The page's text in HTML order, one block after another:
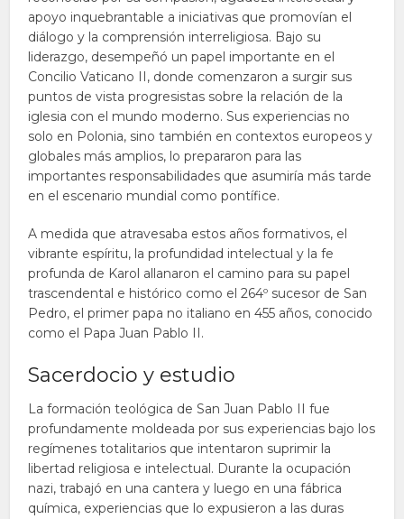
apoyo inquebrantable a iniciativas que promovían el
diálogo y la comprensión interreligiosa. Bajo su
liderazgo, desempeñó un papel importante en el
Concilio Vaticano II, donde comenzaron a surgir sus
puntos de vista progresistas sobre la relación de la
iglesia con el mundo moderno. Sus experiencias no
solo en Polonia, sino también en contextos europeos y
globales más amplios, lo prepararon para las
importantes responsabilidades que asumiría más tarde
en el escenario mundial como pontífice.
A medida que atravesaba estos años formativos, el
vibrante espíritu, la profundidad intelectual y la fe
profunda de Karol allanaron el camino para su papel
trascendental e histórico como el 264º sucesor de San
Pedro, el primer papa no italiano en 455 años, conocido
como el Papa Juan Pablo II.
Sacerdocio y estudio
La formación teológica de San Juan Pablo II fue
profundamente moldeada por sus experiencias bajo los
regímenes totalitarios que intentaron suprimir la
libertad religiosa e intelectual. Durante la ocupación
nazi, trabajó en una cantera y luego en una fábrica
química, experiencias que lo expusieron a las duras